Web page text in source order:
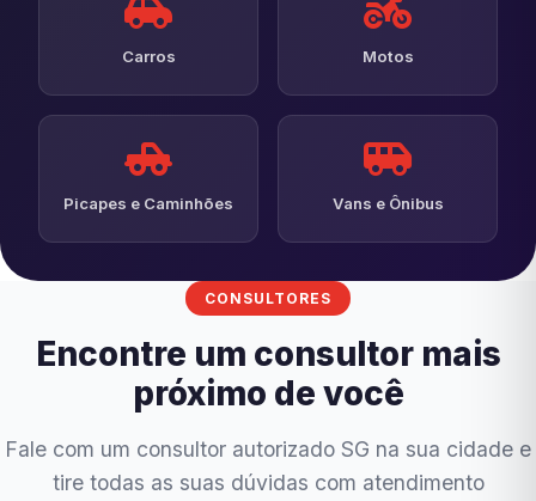
Carros Motos
Picapes e Caminhões Vans e Ônibus
CONSULTORES
Encontre um consultor mais
próximo de você
Fale com um consultor autorizado SG na sua cidade e
tire todas as suas dúvidas com atendimento